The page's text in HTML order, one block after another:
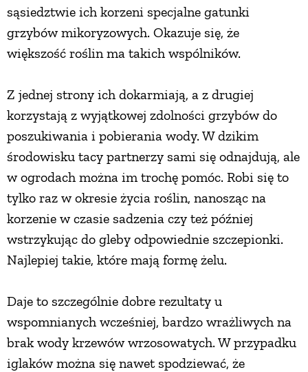
sąsiedztwie ich korzeni specjalne gatunki
grzybów mikoryzowych. Okazuje się, że
większość roślin ma takich wspólników.
Z jednej strony ich dokarmiają, a z drugiej
korzystają z wyjątkowej zdolności grzybów do
poszukiwania i pobierania wody. W dzikim
środowisku tacy partnerzy sami się odnajdują, ale
w ogrodach można im trochę pomóc. Robi się to
tylko raz w okresie życia roślin, nanosząc na
korzenie w czasie sadzenia czy też później
wstrzykując do gleby odpowiednie szczepionki.
Najlepiej takie, które mają formę żelu.
Daje to szczególnie dobre rezultaty u
wspomnianych wcześniej, bardzo wrażliwych na
brak wody krzewów wrzosowatych. W przypadku
iglaków można się nawet spodziewać, że